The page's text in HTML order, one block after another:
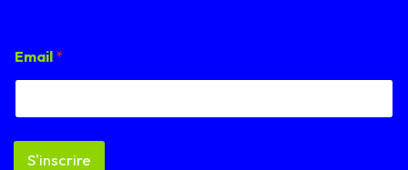
m
a
l
m
Email *
S'inscrire